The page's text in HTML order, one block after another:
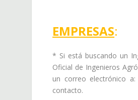
EMPRESAS:
* Si está buscando un
Oficial de Ingenieros
un correo electrónico
contacto.